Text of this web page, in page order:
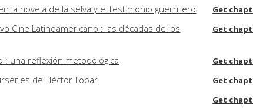
la novela de la selva y el testimonio guerrillero Get
Cine Latinoamericano : las décadas de los
Get
: una reflexión metodológica Get
de Héctor Tobar Get
Get